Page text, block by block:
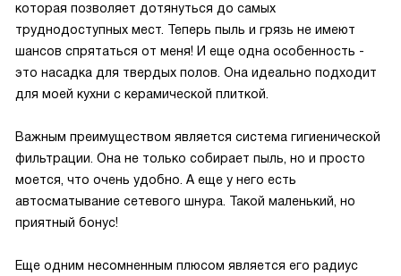
которая позволяет дотянуться до самых
труднодоступных мест. Теперь пыль и грязь не имеют
шансов спрятаться от меня! И еще одна особенность -
это насадка для твердых полов. Она идеально подходит
для моей кухни с керамической плиткой.
Важным преимуществом является система гигиенической
фильтрации. Она не только собирает пыль, но и просто
моется, что очень удобно. А еще у него есть
автосматывание сетевого шнура. Такой маленький, но
приятный бонус!
Еще одним несомненным плюсом является его радиус